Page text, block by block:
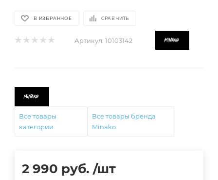
В ИЗБРАННОЕ СРАВНИТЬ
Артикул: 10103142
Все товары
категории
Все товары бренда
Minako
2 990 руб. /шт